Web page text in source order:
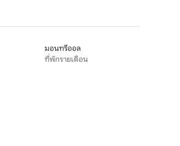
มอนทรีออล
ที่พักรายเดือน